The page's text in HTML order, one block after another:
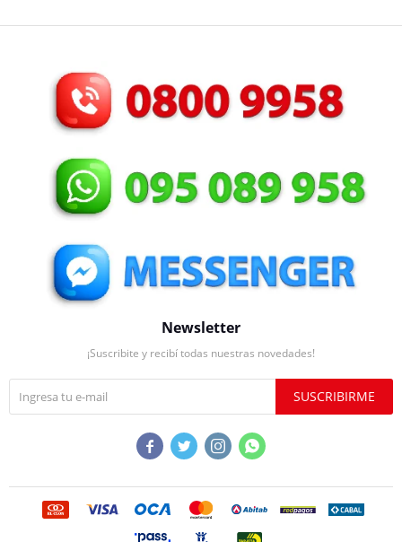
Newsletter
¡Suscribite y recibí todas nuestras novedades!
SUSCRIBIRME
   